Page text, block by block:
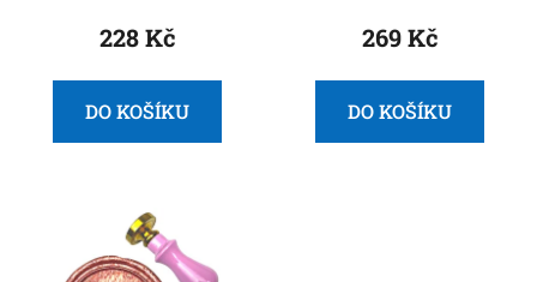
228 Kč
DO KOŠÍKU
269 Kč
DO KOŠÍKU